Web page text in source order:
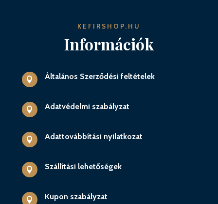
KEFIRSHOP.HU
Információk
 Általános Szerződési feltételek
 Adatvédelmi szabályzat
 Adattovábbítási nyilatkozat
 Szállítási lehetőségek
 Kupon szabályzat